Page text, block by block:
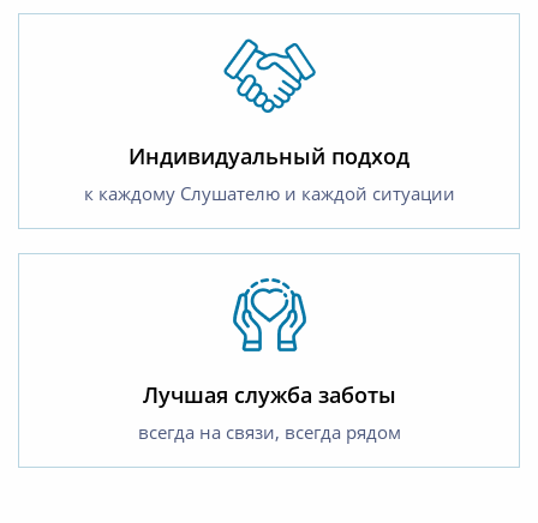
Индивидуальный подход
к каждому Слушателю и каждой ситуации
Лучшая служба заботы
всегда на связи, всегда рядом